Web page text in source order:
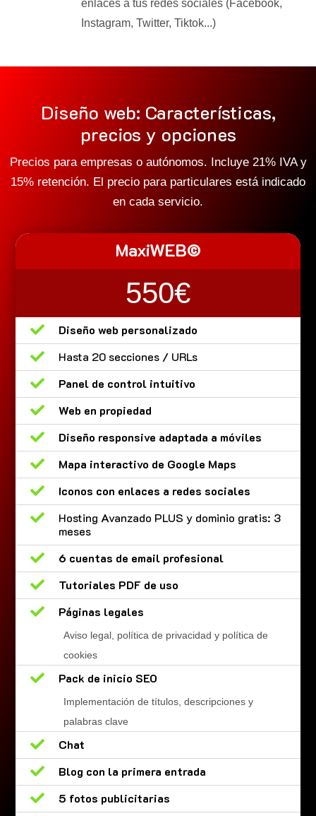
enlaces a tus redes sociales (Facebook,
Instagram, Twitter, Tiktok...)
Diseño web: Características,
precios y opciones
Precios para empresas o autónomos. Incluye 21% IVA y
15% retención. El precio para particulares está indicado
en cada servicio.
MaxiWEB©
550€

Diseño web personalizado

Hasta 20 secciones / URLs

Panel de control intuitivo

Web en propiedad

Diseño responsive adaptada a móviles

Mapa interactivo de Google Maps

Iconos con enlaces a redes sociales

Hosting Avanzado PLUS y dominio gratis: 3
meses

6 cuentas de email profesional

Tutoriales PDF de uso

Páginas legales
Aviso legal, política de privacidad y política de
cookies
 Pack de inicio SEO
Implementación de títulos, descripciones y
palabras clave

Chat

Blog con la primera entrada

5 fotos publicitarias